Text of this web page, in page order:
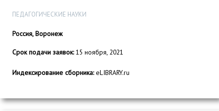
ПЕДАГОГИЧЕСКИЕ НАУКИ
Россия, Воронеж
Срок подачи заявок:15 ноября, 2021
Индексирование сборника:eLIBRARY.ru